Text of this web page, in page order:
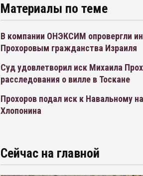
Материалы по теме
В компании ОНЭКСИМ опровергли
Прохоровым гражданства Израиля
Суд удовлетворил иск Михаила
расследования о вилле в Тоскане
Прохоров подал иск к Навальному
Хлопонина
Сейчас на главной